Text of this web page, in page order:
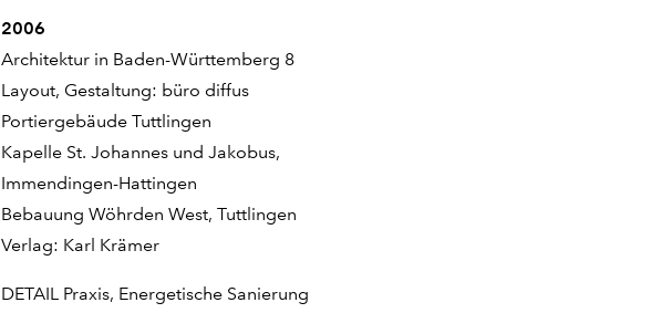
2006
Architektur in Baden-Württemberg 8
Layout, Gestaltung: büro diffus
Portiergebäude Tuttlingen
Kapelle St. Johannes und Jakobus,
Immendingen-Hattingen
Bebauung Wöhrden West, Tuttlingen
Verlag: Karl Krämer
DETAIL Praxis, Energetische Sanierung